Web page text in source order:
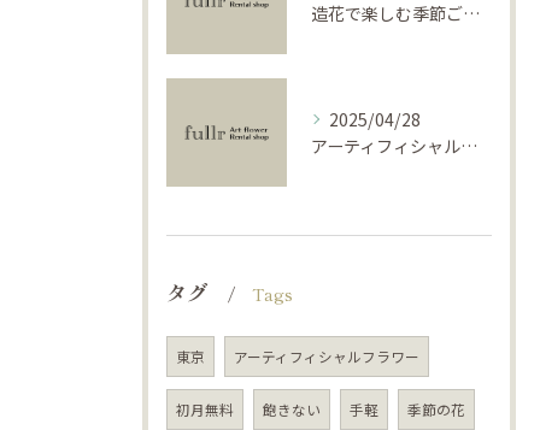
造花で楽しむ季節ごとのインテリア
2025/04/28
アーティフィシャルフラワーで学ぶ基礎と活用法
タグ Tags
東京 アーティフィシャルフラワー
初月無料 飽きない 手軽 季節の花